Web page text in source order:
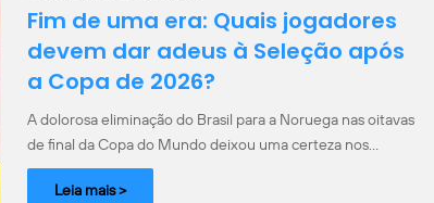
Fim de uma era: Quais jogadores
devem dar adeus à Seleção após
a Copa de 2026?
A dolorosa eliminação do Brasil para a Noruega nas oitavas
de final da Copa do Mundo deixou uma certeza nos…
Leia mais >